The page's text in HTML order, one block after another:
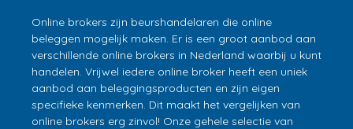
Online brokers zijn beurshandelaren die online
beleggen mogelijk maken. Er is een groot aanbod aan
verschillende online brokers in Nederland waarbij u kunt
handelen. Vrijwel iedere online broker heeft een uniek
aanbod aan beleggingsproducten en zijn eigen
specifieke kenmerken. Dit maakt het vergelijken van
online brokers erg zinvol! Onze gehele selectie van